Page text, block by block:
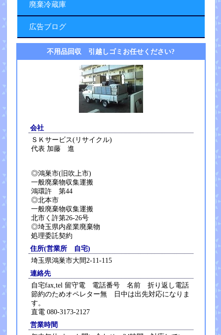
廃棄冷蔵庫
広告ブログ
不用品回収 引越しゴミお任せください?
会社
ＳＫサービス(リサイクル)
代表 加藤 進
◎鴻巣市(旧吹上市)
一般廃棄物収集運搬
鴻環許 第44
◎北本市
一般廃棄物収集運搬
北市く許第26-26号
◎埼玉県内産業廃棄物
処理委託契約
住所(営業所 自宅)
埼玉県鴻巣市大間2-11-115
連絡先
自宅fax,tel 留守電 電話番号 名前 折り返し電話
節約のためオペレター無 日中は出先対応になりま
す。
直電 080-3173-2127
営業時間